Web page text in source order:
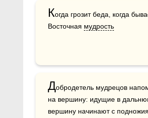
Когда грозит беда, когда
Восточная мудрость
Добродетель мудрецов
на вершину: идущие в
вершину начинают с подножия